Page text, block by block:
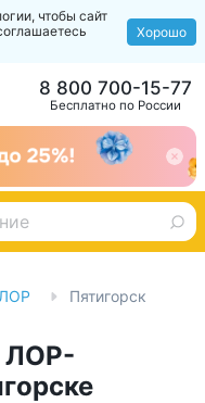
чтобы сайт
Хорошо
Бесплатно по России
8 800 700-15-77
ЛОР Пятигорск
ЛОР-